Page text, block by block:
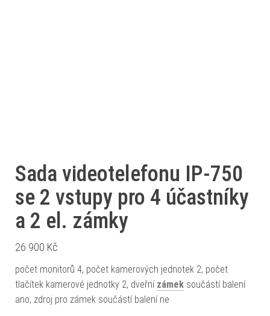
Sada videotelefonu IP-750
se 2 vstupy pro 4 účastníky
a 2 el. zámky
26 900 Kč
počet monitorů 4, počet kamerových jednotek 2, počet
tlačítek kamerové jednotky 2, dveřní zámek součástí balení
ano, zdroj pro zámek součástí balení ne